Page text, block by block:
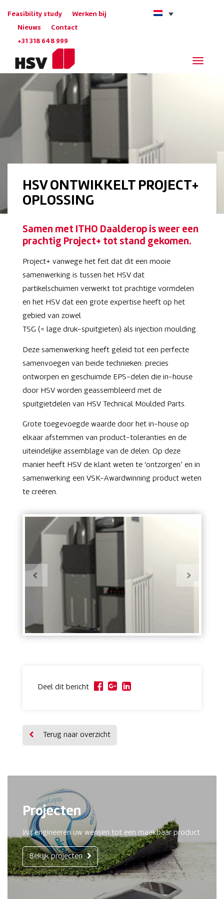
Feasibility study Werken bij
Nieuws Contact
+31 318 648 999
HSV ONTWIKKELT PROJECT+
OPLOSSING
Samen met ITHO Daalderop is weer een
prachtig Project+ tot stand gekomen.
Project+ vanwege het feit dat dit een mooie
samenwerking is tussen het HSV dat
partikelschuimen verwerkt tot prachtige vormdelen
en het HSV dat een grote expertise heeft op het
gebied van zowel
TSG (= lage druk-spuitgieten) als injection moulding.
Deze samenwerking heeft geleid tot een perfecte
samenvoegen van beide technieken: precies
ontworpen en geschuimde EPS-delen die in-house
door HSV worden geassembleerd met de
spuitgietdelen van HSV Technical Moulded Parts.
Grote toegevoegde waarde door het in-house op
elkaar afstemmen van product-toleranties en de
uiteindelijke assemblage van de delen. Op deze
manier heeft HSV de klant weten te ‘ontzorgen’ en in
samenwerking een VSK-Awardwinning product weten
te creëren.
Deel dit bericht
Terug naar overzicht
Projecten
Wij engineeren uw wensen tot een maakbaar product.
Bekijk projecten